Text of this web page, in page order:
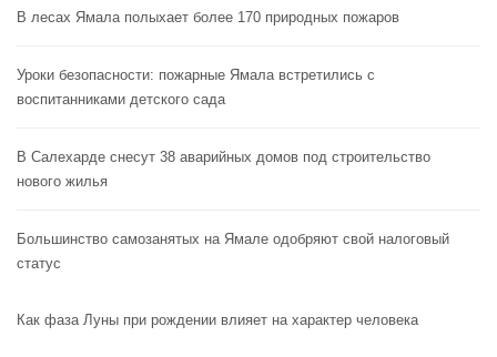
В лесах Ямала полыхает более 170 природных пожаров
Уроки безопасности: пожарные Ямала встретились с
воспитанниками детского сада
В Салехарде снесут 38 аварийных домов под строительство
нового жилья
Большинство самозанятых на Ямале одобряют свой налоговый
статус
Как фаза Луны при рождении влияет на характер человека